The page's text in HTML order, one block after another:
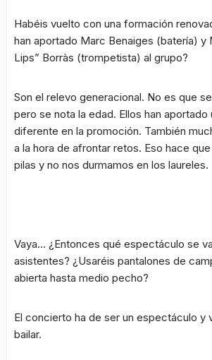
Habéis vuelto con una formación
han aportado Marc Benaiges (batería) y
Lips” Borràs (trompetista) al grupo?
Son el relevo generacional. No es que
pero se nota la edad. Ellos han aportado
diferente en la promoción. También
a la hora de afrontar retos. Eso hace
pilas y no nos durmamos en los laureles.
Vaya… ¿Entonces qué espectáculo se
asistentes? ¿Usaréis pantalones de
abierta hasta medio pecho?
El concierto ha de ser un espectáculo y
bailar.